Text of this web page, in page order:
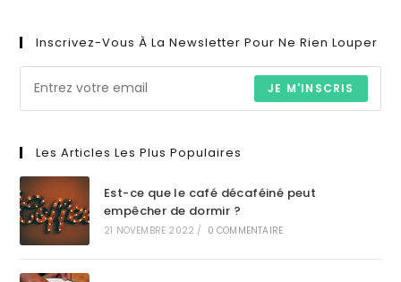
Inscrivez-Vous À La Newsletter Pour Ne Rien Louper
JE M'INSCRIS
Les Articles Les Plus Populaires
Est-ce que le café décaféiné peut
empêcher de dormir ?
21 NOVEMBRE 2022 / 0 COMMENTAIRE